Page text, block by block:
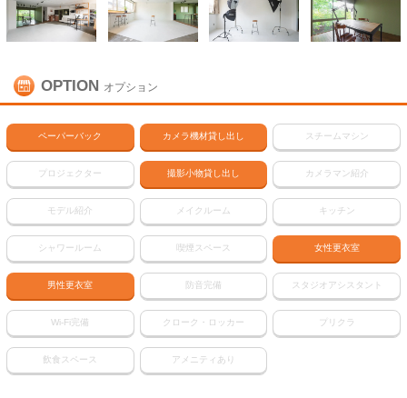
OPTION オプション
ペーパーバック カメラ機材貸し出し スチームマシン
プロジェクター 撮影小物貸し出し カメラマン紹介
モデル紹介 メイクルーム キッチン
シャワールーム 喫煙スペース 女性更衣室
男性更衣室 防音完備 スタジオアシスタント
Wi-Fi完備 クローク・ロッカー プリクラ
飲食スペース アメニティあり